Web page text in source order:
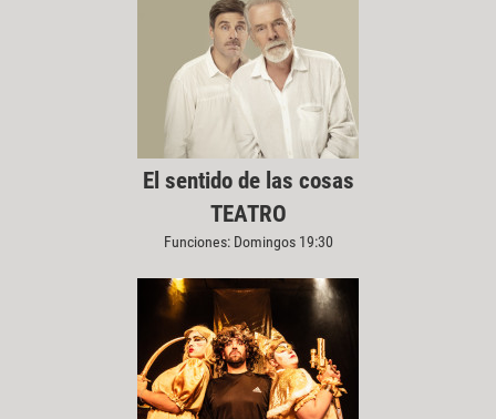
El sentido de las cosas
TEATRO
Funciones: Domingos 19:30